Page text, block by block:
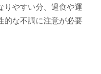
りやすい分、過食や運
的な不調に注意が必要